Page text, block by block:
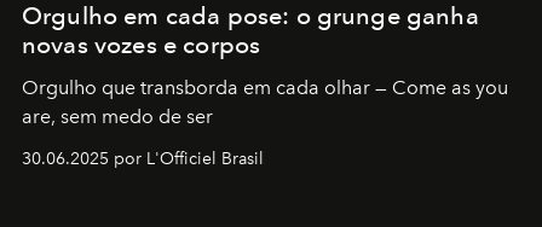
Orgulho em cada pose: o grunge ganha
novas vozes e corpos
Orgulho que transborda em cada olhar — Come as you
are, sem medo de ser
30.06.2025 por L'Officiel Brasil